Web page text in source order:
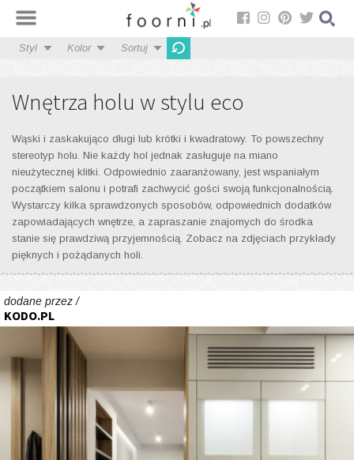
Styl Kolor Sortuj
Wnętrza holu w stylu eco
Wąski i zaskakująco długi lub krótki i kwadratowy. To powszechny
stereotyp holu. Nie każdy hol jednak zasługuje na miano
nieużytecznej klitki. Odpowiednio zaaranżowany, jest wspaniałym
początkiem salonu i potrafi zachwycić gości swoją funkcjonalnością.
Wystarczy kilka sprawdzonych sposobów, odpowiednich dodatków
zapowiadających wnętrze, a zapraszanie znajomych do środka
stanie się prawdziwą przyjemnością. Zobacz na zdjęciach przykłady
pięknych i pożądanych holi.
dodane przez /
KODO.PL